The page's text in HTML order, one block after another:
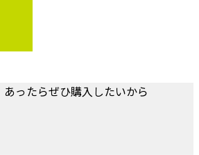
ったらぜひ購入したいから